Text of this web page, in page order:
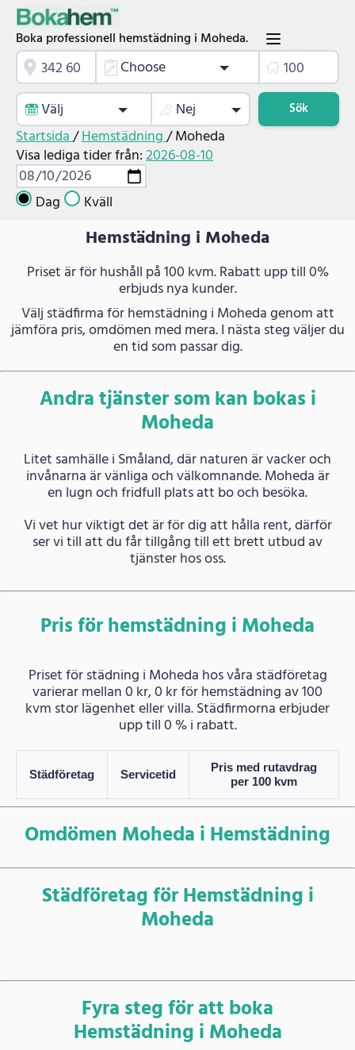
Boka professionell hemstädning i Moheda.
Choose
Välj
Nej Sök
Startsida/Hemstädning/Moheda
Visa lediga tider från:2026-08-10
Dag Kväll
Hemstädning i Moheda
Priset är för hushåll på 100 kvm. Rabatt upp till 0%
erbjuds nya kunder.
Välj städfirma för hemstädning i Moheda genom att
jämföra pris, omdömen med mera. I nästa steg väljer du
en tid som passar dig.
Andra tjänster som kan bokas i
Moheda
Litet samhälle i Småland, där naturen är vacker och
invånarna är vänliga och välkomnande. Moheda är
en lugn och fridfull plats att bo och besöka.
Vi vet hur viktigt det är för dig att hålla rent, därför
ser vi till att du får tillgång till ett brett utbud av
tjänster hos oss.
Pris för hemstädning i Moheda
Priset för städning i Moheda hos våra städföretag
varierar mellan 0 kr, 0 kr för hemstädning av 100
kvm stor lägenhet eller villa. Städfirmorna erbjuder
upp till 0 % i rabatt.
Städföretag Servicetid
Pris med rutavdrag
per 100 kvm
Omdömen Moheda i Hemstädning
Städföretag för Hemstädning i
Moheda
Fyra steg för att boka
Hemstädning i Moheda